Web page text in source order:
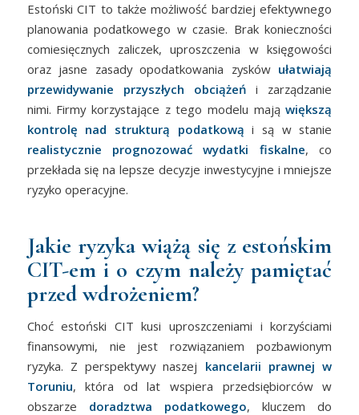
Estoński CIT to także możliwość bardziej efektywnego
planowania podatkowego w czasie. Brak konieczności
comiesięcznych zaliczek, uproszczenia w księgowości
oraz jasne zasady opodatkowania zysków ułatwiają
przewidywanie przyszłych obciążeń i zarządzanie
nimi. Firmy korzystające z tego modelu mająwiększą
kontrolę nad strukturą podatkową i są w stanie
realistycznie prognozować wydatki fiskalne, co
przekłada się na lepsze decyzje inwestycyjne i mniejsze
ryzyko operacyjne.
Jakie ryzyka wiążą się z estońskim
CIT-em i o czym należy pamiętać
przed wdrożeniem?
Choć estoński CIT kusi uproszczeniami i korzyściami
finansowymi, nie jest rozwiązaniem pozbawionym
ryzyka. Z perspektywy naszej kancelarii prawnej w
Toruniu, która od lat wspiera przedsiębiorców w
obszarze doradztwa podatkowego, kluczem do